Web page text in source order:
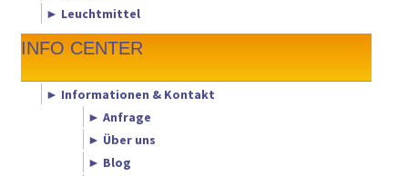
► Leuchtmittel
INFO CENTER
► Informationen & Kontakt
► Anfrage
► Über uns
► Blog